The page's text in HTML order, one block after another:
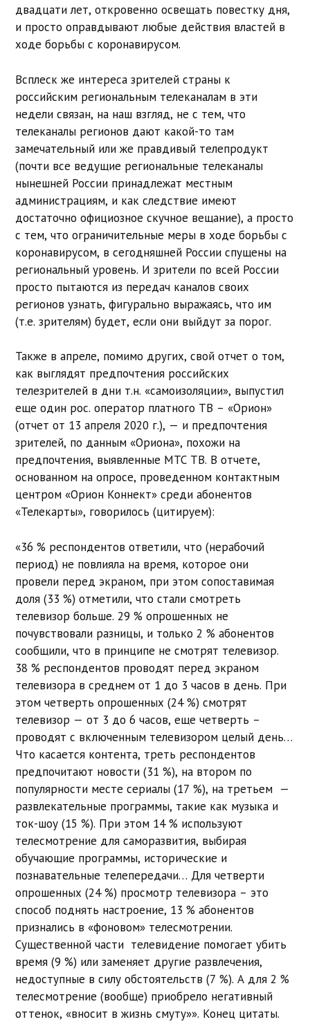
двадцати лет, откровенно освещать повестку дня,
и просто оправдывают любые действия властей в
ходе борьбы с коронавирусом.
Всплеск же интереса зрителей страны к
российским региональным телеканалам в эти
недели связан, на наш взгляд, не с тем, что
телеканалы регионов дают какой-то там
замечательный или же правдивый телепродукт
(почти все ведущие региональные телеканалы
нынешней России принадлежат местным
администрациям, и как следствие имеют
достаточно официозное скучное вещание), а просто
с тем, что ограничительные меры в ходе борьбы с
коронавирусом, в сегодняшней России спущены на
региональный уровень. И зрители по всей России
просто пытаются из передач каналов своих
регионов узнать, фигурально выражаясь, что им
(т.е. зрителям) будет, если они выйдут за порог.
Также в апреле, помимо других, свой отчет о том,
как выглядят предпочтения российских
телезрителей в дни т.н. «самоизоляции», выпустил
еще один рос. оператор платного ТВ – «Орион»
(отчет от 13 апреля 2020 г.), — и предпочтения
зрителей, по данным «Ориона», похожи на
предпочтения, выявленные МТС ТВ. В отчете,
основанном на опросе, проведенном контактным
центром «Орион Коннект» среди абонентов
«Телекарты», говорилось (цитируем):
«36 % респондентов ответили, что (нерабочий
период) не повлияла на время, которое они
провели перед экраном, при этом сопоставимая
доля (33 %) отметили, что стали смотреть
телевизор больше. 29 % опрошенных не
почувствовали разницы, и только 2 % абонентов
сообщили, что в принципе не смотрят телевизор.
38 % респондентов проводят перед экраном
телевизора в среднем от 1 до 3 часов в день. При
этом четверть опрошенных (24 %) смотрят
телевизор — от 3 до 6 часов, еще четверть –
проводят с включенным телевизором целый день…
Что касается контента, треть респондентов
предпочитают новости (31 %), на втором по
популярности месте сериалы (17 %), на третьем —
развлекательные программы, такие как музыка и
ток-шоу (15 %). При этом 14 % используют
телесмотрение для саморазвития, выбирая
обучающие программы, исторические и
познавательные телепередачи… Для четверти
опрошенных (24 %) просмотр телевизора – это
способ поднять настроение, 13 % абонентов
признались в «фоновом» телесмотрении.
Существенной части телевидение помогает убить
время (9 %) или заменяет другие развлечения,
недоступные в силу обстоятельств (7 %). А для 2 %
телесмотрение (вообще) приобрело негативный
оттенок, «вносит в жизнь смуту»». Конец цитаты.